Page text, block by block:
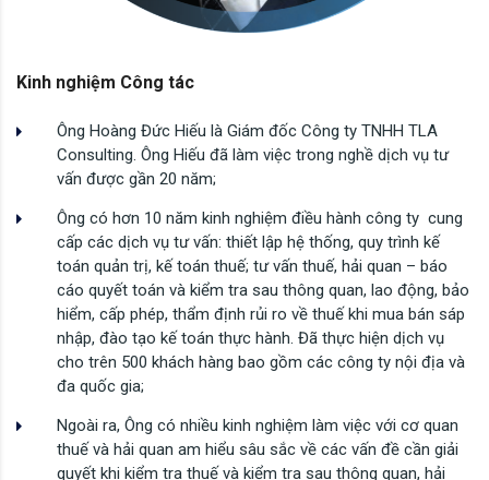
Kinh nghiệm Công tác
Ông Hoàng Đức Hiếu là Giám đốc Công ty TNHH TLA
Consulting. Ông Hiếu đã làm việc trong nghề dịch vụ tư
vấn được gần 20 năm;
Ông có hơn 10 năm kinh nghiệm điều hành công ty cung
cấp các dịch vụ tư vấn: thiết lập hệ thống, quy trình kế
toán quản trị, kế toán thuế; tư vấn thuế, hải quan – báo
cáo quyết toán và kiểm tra sau thông quan, lao động, bảo
hiểm, cấp phép, thẩm định rủi ro về thuế khi mua bán sáp
nhập, đào tạo kế toán thực hành. Đã thực hiện dịch vụ
cho trên 500 khách hàng bao gồm các công ty nội địa và
đa quốc gia;
Ngoài ra, Ông có nhiều kinh nghiệm làm việc với cơ quan
thuế và hải quan am hiểu sâu sắc về các vấn đề cần giải
quyết khi kiểm tra thuế và kiểm tra sau thông quan, hải